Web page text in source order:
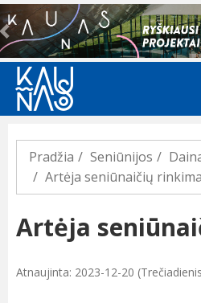
Previous
Pradžia Seniūnijos
Artėja seniūnaičių
Artėja
Atnaujinta: 2023-12-20